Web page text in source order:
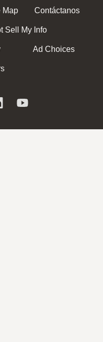
Map Contáctanos
Sell My Info
Ad Choices